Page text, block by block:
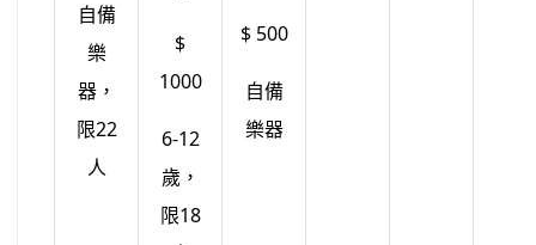
自備
樂
器，
限22
人
$
1000
6-12
歲，
限18
$ 500
自備
樂器